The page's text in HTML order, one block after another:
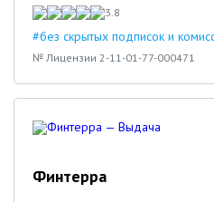
3.8
#без скрытых подписок и
№ Лицензии 2-11-01-77-000471
Финтерра